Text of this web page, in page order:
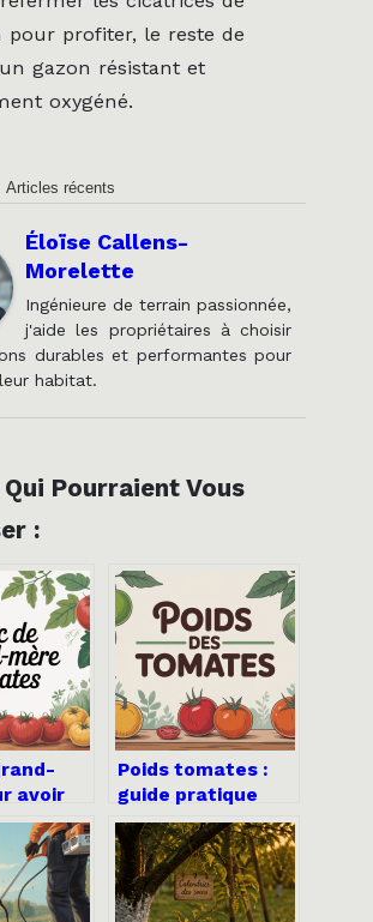
pour profiter, le reste de
gazon résistant et
oxygéné.
Articles récents
Éloïse Callens-
Morelette
Ingénieure de terrain passionnée,
j'aide les propriétaires à choisir
durables et performantes pour
habitat.
Pourraient Vous
:
avoir
tomates
qui
Poids tomates :
guide pratique
pour bien évaluer
vos quantités